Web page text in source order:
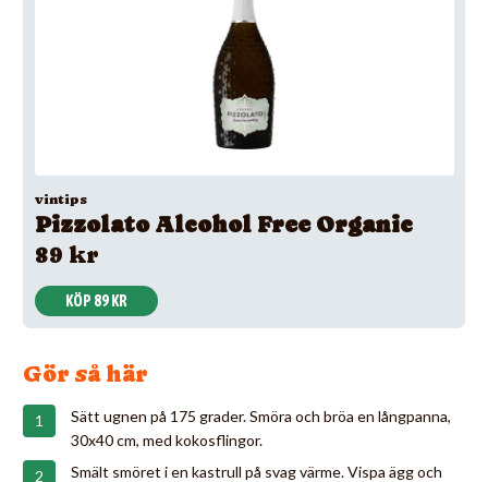
vintips
Pizzolato Alcohol Free Organic
89 kr
KÖP 89 KR
Gör så här
Sätt ugnen på 175 grader. Smöra och bröa en långpanna,
30x40 cm, med kokosflingor.
Smält smöret i en kastrull på svag värme. Vispa ägg och